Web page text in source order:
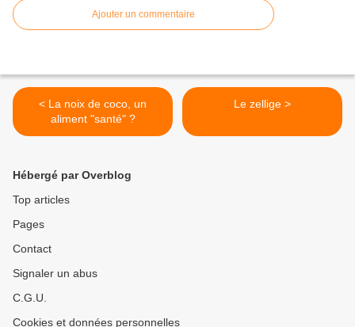
Ajouter un commentaire
< La noix de coco, un
aliment "santé" ?
Le zellige >
Hébergé par Overblog
Top articles
Pages
Contact
Signaler un abus
C.G.U.
Cookies et données personnelles